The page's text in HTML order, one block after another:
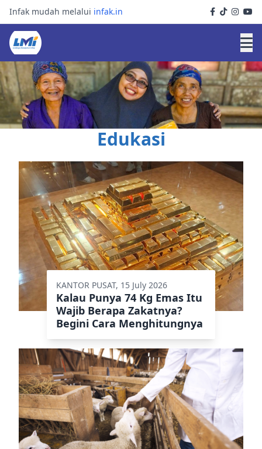
Infak mudah melalui infak.in
Edukasi
Temukan berbagai konten edukatif untuk menambah
wawasan Anda
KANTOR PUSAT, 15 July 2026
Kalau Punya 74 Kg Emas Itu
Wajib Berapa Zakatnya?
Begini Cara Menghitungnya